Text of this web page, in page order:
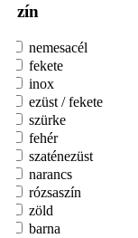
Szín
nemesacél
fekete
inox
ezüst / fekete
szürke
fehér
szaténezüst
narancs
rózsaszín
zöld
barna